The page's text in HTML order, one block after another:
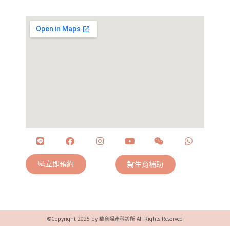
立即預約 生育補助
©Copyright 2025 by 華育婦產科診所 All Rights Reserved